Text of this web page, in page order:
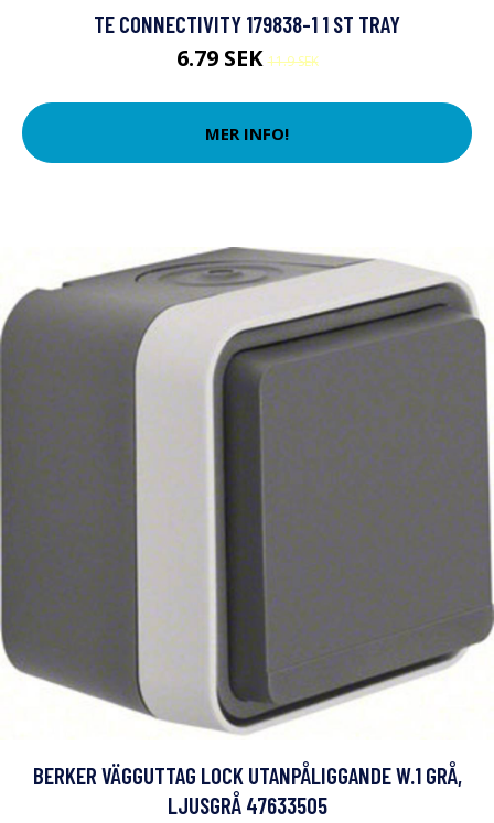
TE CONNECTIVITY 179838-1 1 ST TRAY
6.79 SEK11.9 SEK
MER INFO!
BERKER VÄGGUTTAG LOCK UTANPÅLIGGANDE W.1 GRÅ,
LJUSGRÅ 47633505